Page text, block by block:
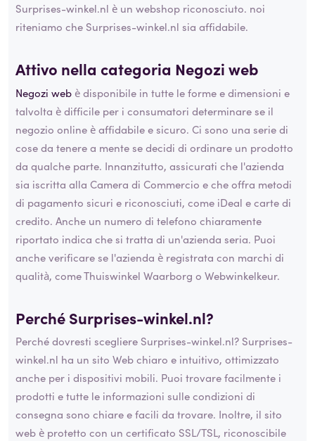
Surprises-winkel.nl è un webshop riconosciuto. noi
riteniamo che Surprises-winkel.nl sia affidabile.
Attivo nella categoria Negozi web
Negozi web è disponibile in tutte le forme e dimensioni e
talvolta è difficile per i consumatori determinare se il
negozio online è affidabile e sicuro. Ci sono una serie di
cose da tenere a mente se decidi di ordinare un prodotto
da qualche parte. Innanzitutto, assicurati che l'azienda
sia iscritta alla Camera di Commercio e che offra metodi
di pagamento sicuri e riconosciuti, come iDeal e carte di
credito. Anche un numero di telefono chiaramente
riportato indica che si tratta di un'azienda seria. Puoi
anche verificare se l'azienda è registrata con marchi di
qualità, come Thuiswinkel Waarborg o Webwinkelkeur.
Perché Surprises-winkel.nl?
Perché dovresti scegliere Surprises-winkel.nl? Surprises-
winkel.nl ha un sito Web chiaro e intuitivo, ottimizzato
anche per i dispositivi mobili. Puoi trovare facilmente i
prodotti e tutte le informazioni sulle condizioni di
consegna sono chiare e facili da trovare. Inoltre, il sito
web è protetto con un certificato SSL/TSL, riconoscibile